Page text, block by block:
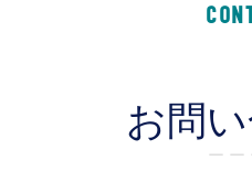
お問
ー ー